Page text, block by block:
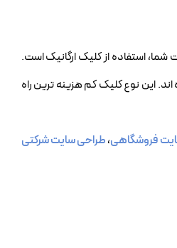
استفاده از کليک ارگانيک است.
اين نوع کليک کم هزينه ترين راه
فروشگاهی،طراحی سایت شرکتی